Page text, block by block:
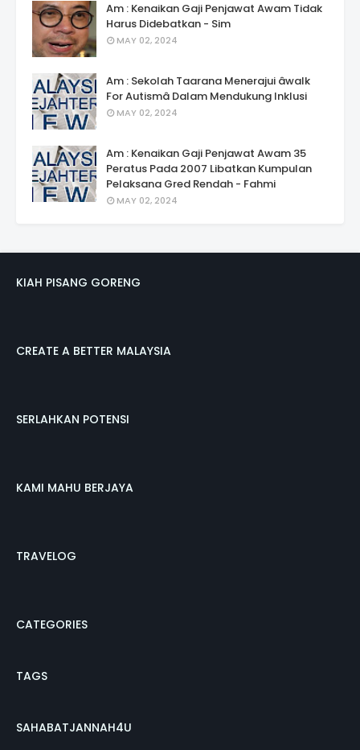
Am : Kenaikan Gaji Penjawat Awam Tidak
Harus Didebatkan - Sim
MAY 02, 2024
Am : Sekolah Taarana Menerajui âwalk
For Autismâ Dalam Mendukung Inklusi
MAY 02, 2024
Am : Kenaikan Gaji Penjawat Awam 35
Peratus Pada 2007 Libatkan Kumpulan
Pelaksana Gred Rendah - Fahmi
MAY 02, 2024
KIAH PISANG GORENG
CREATE A BETTER MALAYSIA
SERLAHKAN POTENSI
KAMI MAHU BERJAYA
TRAVELOG
CATEGORIES
TAGS
SAHABATJANNAH4U